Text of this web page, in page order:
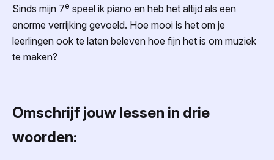
Sinds mijn 7e speel ik piano en heb het altijd als een
enorme verrijking gevoeld. Hoe mooi is het om je
leerlingen ook te laten beleven hoe fijn het is om muziek
te maken?
Omschrijf jouw lessen in drie
woorden: